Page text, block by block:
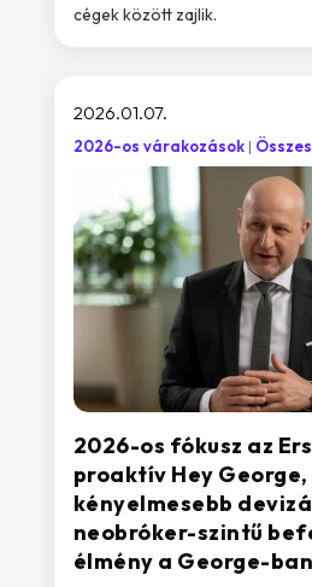
cégek között zajlik.
2026-os fókusz az
proaktív Hey George,
kényelmesebb
neobróker-szintű
élmény a George-ban
2026.01.07.
2026-os várakozások